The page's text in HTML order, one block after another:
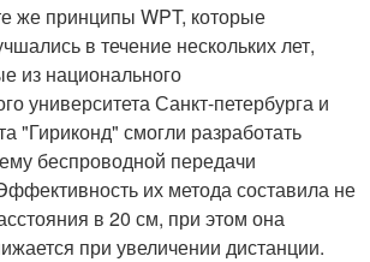
же принципы WPT, которые
в течение нескольких лет,
из национального
университета Санкт-петербурга и
"Гириконд" смогли разработать
беспроводной передачи
их метода составила не
в 20 см, при этом она
при увеличении дистанции.